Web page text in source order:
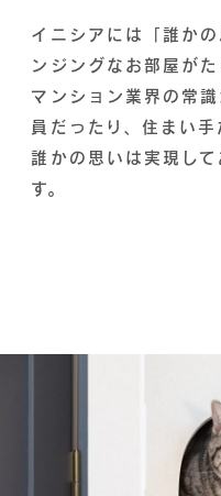
イニシアには「誰か
ンジングなお部屋がた
マンション業界の常
員だったり、住まい手
誰かの思いは実現し
す。